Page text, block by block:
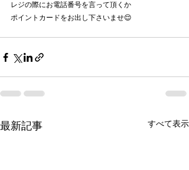
レジの際にお電話番号を言って頂くか
ポイントカードをお出し下さいませ😌
最新記事 すべて表示